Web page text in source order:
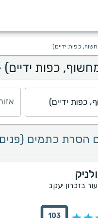
כפות ידיים)
כפות ידיים)
בזכרון יעקב
103